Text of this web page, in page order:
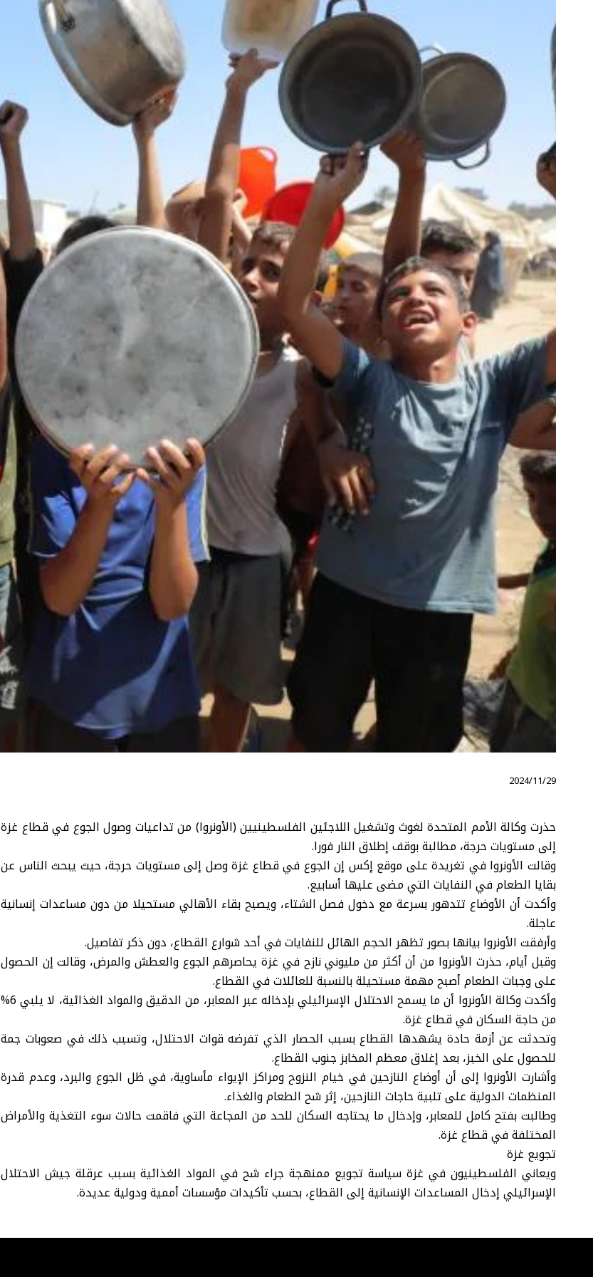
⠀ 2024/11/29
حذرت وكالة الأمم المتحدة لغوث وتشغيل اللاجئين الفلسطينيين (الأونروا) من تداعيات وصول الجوع في قطاع غزة
إلى مستويات حرجة، مطالبة بوقف إطلاق النار فورا.
وقالت الأونروا في تغريدة على موقع إكس إن الجوع في قطاع غزة وصل إلى مستويات حرجة، حيث يبحث الناس عن
بقايا الطعام في النفايات التي مضى عليها أسابيع.
وأكدت أن الأوضاع تتدهور بسرعة مع دخول فصل الشتاء، ويصبح بقاء الأهالي مستحيلا من دون مساعدات إنسانية
عاجلة.
وأرفقت الأونروا بيانها بصور تظهر الحجم الهائل للنفايات في أحد شوارع القطاع، دون ذكر تفاصيل.
وقبل أيام، حذرت الأونروا من أن أكثر من مليوني نازح في غزة يحاصرهم الجوع والعطش والمرض، وقالت إن الحصول
على وجبات الطعام أصبح مهمة مستحيلة بالنسبة للعائلات في القطاع.
وأكدت وكالة الأونروا أن ما يسمح الاحتلال الإسرائيلي بإدخاله عبر المعابر، من الدقيق والمواد الغذائية، لا يلبي 6%
من حاجة السكان في قطاع غزة.
وتحدثت عن أزمة حادة يشهدها القطاع بسبب الحصار الذي تفرضه قوات الاحتلال، وتسبب ذلك في صعوبات جمة
للحصول على الخبز، بعد إغلاق معظم المخابز جنوب القطاع.
وأشارت الأونروا إلى أن أوضاع النازحين في خيام النزوح ومراكز الإيواء مأساوية، في ظل الجوع والبرد، وعدم قدرة
المنظمات الدولية على تلبية حاجات النازحين، إثر شح الطعام والغذاء.
وطالبت بفتح كامل للمعابر، وإدخال ما يحتاجه السكان للحد من المجاعة التي فاقمت حالات سوء التغذية والأمراض
المختلفة في قطاع غزة.
تجويع غزة
ويعاني الفلسطينيون في غزة سياسة تجويع ممنهجة جراء شح في المواد الغذائية بسبب عرقلة جيش الاحتلال
الإسرائيلي إدخال المساعدات الإنسانية إلى القطاع، بحسب تأكيدات مؤسسات أممية ودولية عديدة.